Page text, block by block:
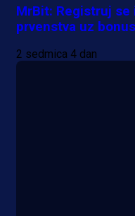
MrBit: Registruj
prvenstva uz
2 sedmica 4 dan